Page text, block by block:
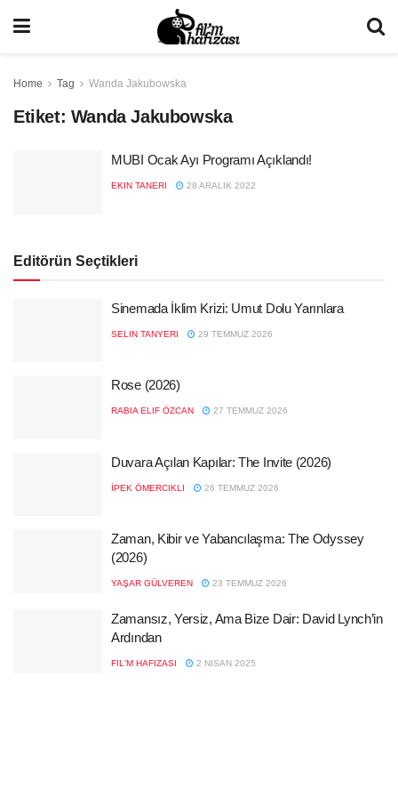
Home Tag Wanda Jakubowska
Etiket: Wanda Jakubowska
MUBI Ocak Ayı Programı Açıklandı!
EKIN TANERI 28 ARALIK 2022
Editörün Seçtikleri
Sinemada İklim Krizi: Umut Dolu Yarınlara
SELIN TANYERI 29 TEMMUZ 2026
Rose (2026)
RABIA ELIF ÖZCAN 27 TEMMUZ 2026
Duvara Açılan Kapılar: The Invite (2026)
İPEK ÖMERCIKLI 26 TEMMUZ 2026
Zaman, Kibir ve Yabancılaşma: The Odyssey
(2026)
YAŞAR GÜLVEREN 23 TEMMUZ 2026
Zamansız, Yersiz, Ama Bize Dair: David Lynch’in
Ardından
FIL'M HAFIZASI 2 NISAN 2025